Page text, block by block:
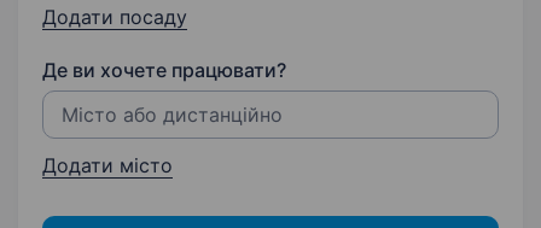
Додати посаду
Де ви хочете працювати?
Додати місто